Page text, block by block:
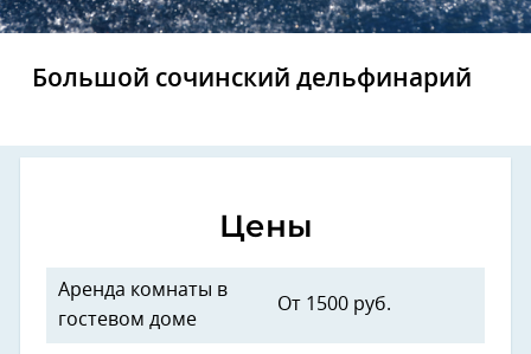
Большой сочинский дельфинарий
Цены
Аренда комнаты в
гостевом доме
От 1500 руб.